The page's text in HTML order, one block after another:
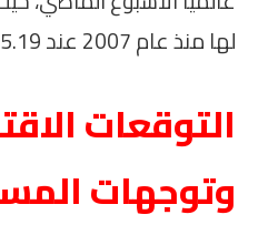
لها منذ عام 2007 عند 5.19%.
التوقعات
وتوجهات